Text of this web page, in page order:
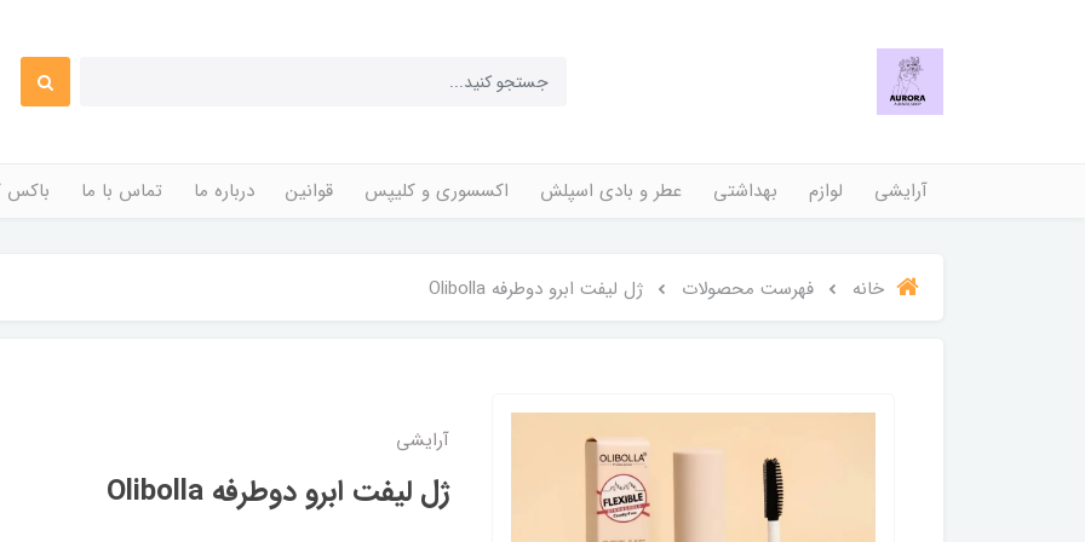
آرایشی لوازم بهداشتی عطر و بادی اسپلش اکسسوری و کلیپس قوانین درباره ما تماس با ما باکس
خانه فهرست محصولات ژل لیفت ابرو دوطرفه Olibolla
آرایشی
ژل لیفت ابرو دوطرفه Olibolla